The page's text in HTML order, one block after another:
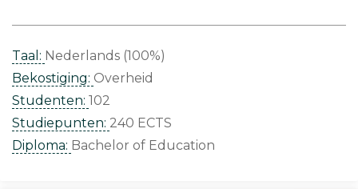
Taal: Nederlands (100%)
Bekostiging: Overheid
Studenten: 102
Studiepunten: 240 ECTS
Diploma: Bachelor of Education